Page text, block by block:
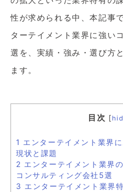
性が求められる中、本記事
ターテイメント業界に強い
選を、実績・強み・選び方
ます。
目次 [
1 エンターテイメント業界
現状と課題
2 エンターテイメント業界
コンサルティング会社5選
3 エンターテイメント業界